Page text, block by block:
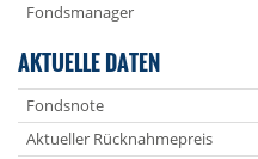
Fondsmanager
AKTUELLE DATEN
Fondsnote
Aktueller Rücknahmepreis